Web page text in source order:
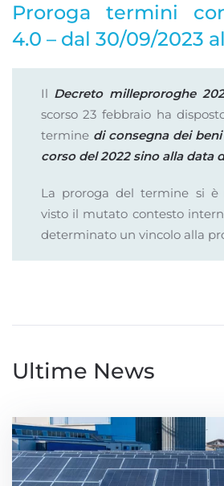
Proroga termini
4.0 – dal 30/09/2023
Il Decreto milleproroghe
scorso 23 febbraio ha
termine di consegna dei
corso del 2022 sino alla data
La proroga del termine si è
visto il mutato contesto
determinato un vincolo alla
Ultime News